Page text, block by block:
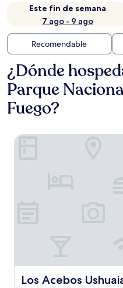
Este fin de semana
7 ago - 9 ago
Recomendable
¿Dónde
Parque
Fuego?
Los Acebos
Los Acebos Ushuaia
Los Acebos Ushuaia Hotel